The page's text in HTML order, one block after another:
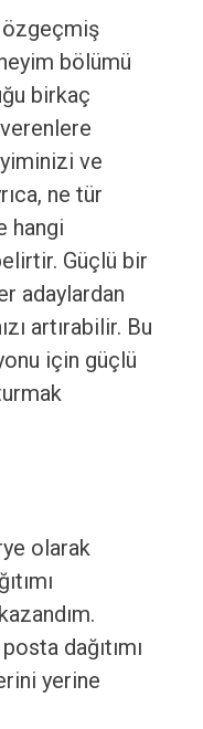
bölümü
birkaç
ve
ne tür
hangi
Güçlü bir
adaylardan
artırabilir. Bu
için güçlü
olarak
dağıtımı
yerine